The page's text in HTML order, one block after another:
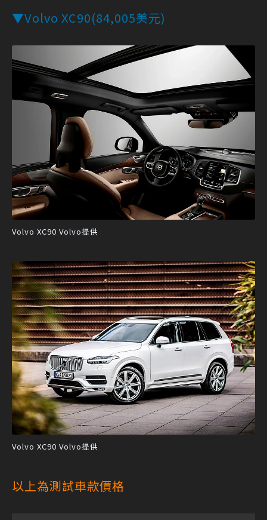
▼Volvo XC90(84,005美元)
Volvo XC90 Volvo提供
Volvo XC90 Volvo提供
以上為測試車款價格